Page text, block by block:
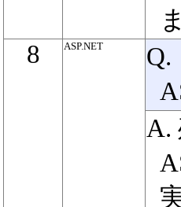
8
ASP.NET
A.